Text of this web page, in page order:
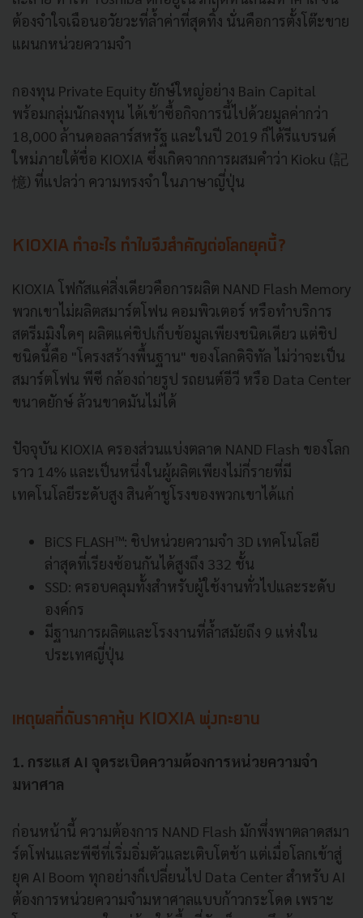
ต้องจำใจเฉือนอวัยวะที่ล้ำค่าที่สุดทิ้ง นั่นคือการตั้งโต๊ะขาย
แผนกหน่วยความจำ
กองทุน Private Equity ยักษ์ใหญ่อย่าง Bain Capital
พร้อมกลุ่มนักลงทุน ได้เข้าซื้อกิจการนี้ไปด้วยมูลค่ากว่า
18,000 ล้านดอลลาร์สหรัฐ และในปี 2019 ก็ได้รีแบรนด์
ใหม่ภายใต้ชื่อ KIOXIA ซึ่งเกิดจากการผสมคำว่า Kioku (記
憶) ที่แปลว่า ความทรงจำ ในภาษาญี่ปุ่น
KIOXIA ทำอะไร ทำไมจึงสำคัญต่อโลกยุคนี้?
KIOXIA โฟกัสแค่สิ่งเดียวคือการผลิต NAND Flash Memory
พวกเขาไม่ผลิตสมาร์ตโฟน คอมพิวเตอร์ หรือทำบริการ
สตรีมมิงใดๆ ผลิตแค่ชิปเก็บข้อมูลเพียงชนิดเดียว แต่ชิป
ชนิดนี้คือ "โครงสร้างพื้นฐาน" ของโลกดิจิทัล ไม่ว่าจะเป็น
สมาร์ตโฟน พีซี กล้องถ่ายรูป รถยนต์อีวี หรือ Data Center
ขนาดยักษ์ ล้วนขาดมันไม่ได้
ปัจจุบัน KIOXIA ครองส่วนแบ่งตลาด NAND Flash ของโลก
ราว 14% และเป็นหนึ่งในผู้ผลิตเพียงไม่กี่รายที่มี
เทคโนโลยีระดับสูง สินค้าชูโรงของพวกเขาได้แก่
BiCS FLASH™: ชิปหน่วยความจำ 3D เทคโนโลยี
ล่าสุดที่เรียงซ้อนกันได้สูงถึง 332 ชั้น
SSD: ครอบคลุมทั้งสำหรับผู้ใช้งานทั่วไปและระดับ
องค์กร
มีฐานการผลิตและโรงงานที่ล้ำสมัยถึง 9 แห่งใน
ประเทศญี่ปุ่น
เหตุผลที่ดันราคาหุ้น KIOXIA พุ่งทะยาน
1. กระแส AI จุดระเบิดความต้องการหน่วยความจำ
มหาศาล
ก่อนหน้านี้ ความต้องการ NAND Flash มักพึ่งพาตลาดสมา
ร์ตโฟนและพีซีที่เริ่มอิ่มตัวและเติบโตช้า แต่เมื่อโลกเข้าสู่
ยุค AI Boom ทุกอย่างก็เปลี่ยนไป Data Center สำหรับ AI
ต้องการหน่วยความจำมหาศาลแบบก้าวกระโดด เพราะ